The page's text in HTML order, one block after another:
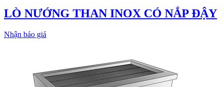
LÒ NƯỚNG THAN INOX CÓ NẮP ĐẬY
Nhận báo giá